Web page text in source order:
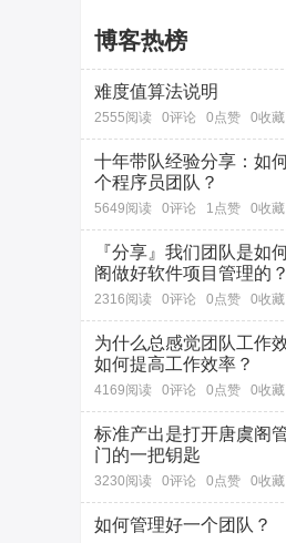
博客热榜
难度值算法说明
2555阅读 0评论 0点赞 0收藏
十年带队经验分享：如
个程序员团队？
5649阅读 0评论 1点赞 0收藏
『分享』我们团队是如
阁做好软件项目管理的？
2316阅读 0评论 0点赞 0收藏
为什么总感觉团队工作
如何提高工作效率？
4169阅读 0评论 0点赞 0收藏
标准产出是打开唐虞阁
门的一把钥匙
3230阅读 0评论 0点赞 0收藏
如何管理好一个团队？